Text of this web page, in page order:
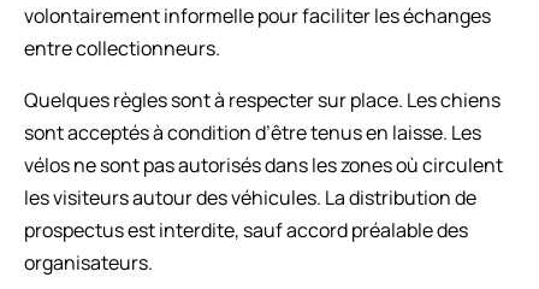
volontairement informelle pour faciliter les échanges
entre collectionneurs.
Quelques règles sont à respecter sur place. Les chiens
sont acceptés à condition d’être tenus en laisse. Les
vélos ne sont pas autorisés dans les zones où circulent
les visiteurs autour des véhicules. La distribution de
prospectus est interdite, sauf accord préalable des
organisateurs.